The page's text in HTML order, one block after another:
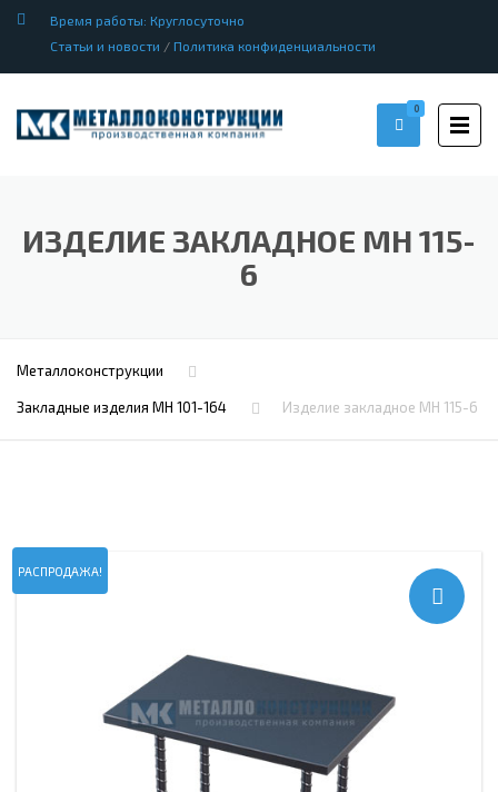
Время работы: Круглосуточно
Статьи и новости / Политика конфиденциальности
0
ИЗДЕЛИЕ ЗАКЛАДНОЕ МН 115-
6
Металлоконструкции
Закладные изделия МН 101-164 Изделие закладное МН 115-6
РАСПРОДАЖА!